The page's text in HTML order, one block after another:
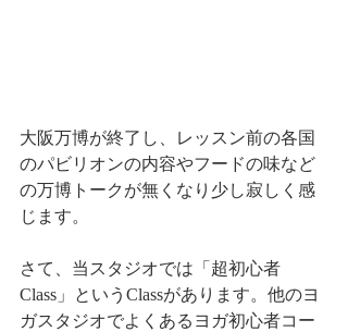
大阪万博が終了し、レッスン前の各国
のパビリオンの内容やフードの味など
の万博トークが無くなり少し寂しく感
じます。
さて、当スタジオでは「超初心者
Class」というClassがあります。他のヨ
ガスタジオでよくあるヨガ初心者コー